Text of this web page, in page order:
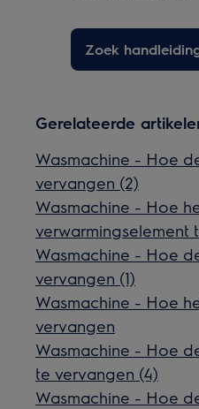
Zoek
Gerelateerde
Wasmachine - Hoe
vervangen (2)
Wasmachine - Hoe
verwarmingselement
Wasmachine - Hoe
vervangen (1)
Wasmachine - Hoe
vervangen
Wasmachine - Hoe
te vervangen (4)
Wasmachine - Hoe